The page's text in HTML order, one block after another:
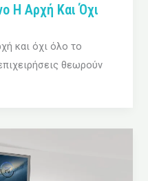
Η Αρχή Και Όχι
και όχι όλο το
θεωρούν